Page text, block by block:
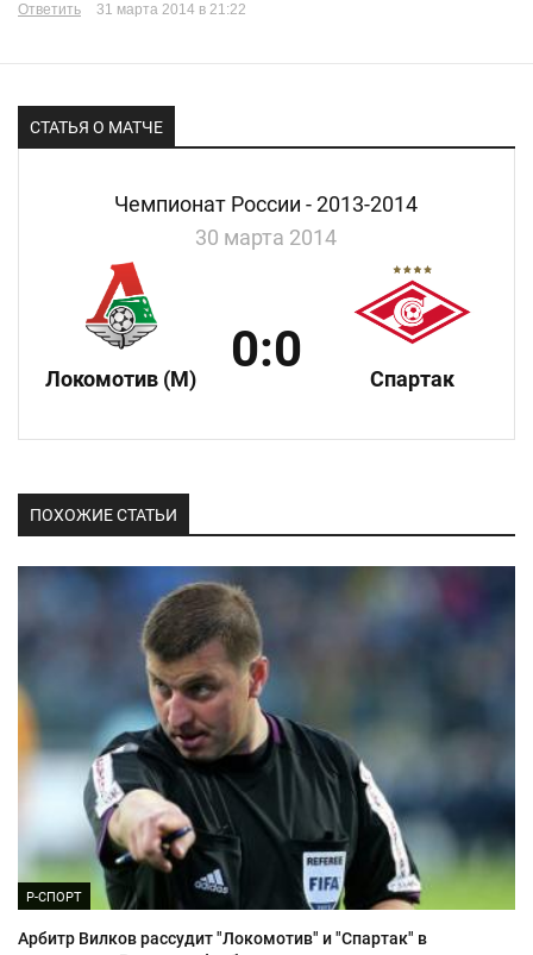
Ответить
31 марта 2014 в 21:22
СТАТЬЯ О МАТЧЕ
Чемпионат России - 2013-2014
30 марта 2014
Локомотив (М)
0:0
Спартак
ПОХОЖИЕ СТАТЬИ
Р-СПОРТ
Арбитр Вилков рассудит "Локомотив" и "Спартак" в